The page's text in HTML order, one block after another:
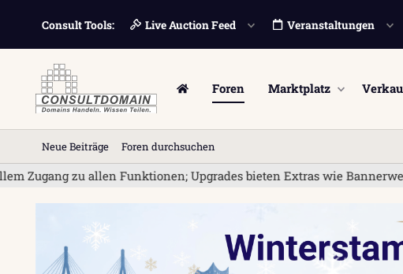
Consult Tools: Live Auction Feed Veranstaltungen
Foren Marktplatz
Neue Beiträge Foren durchsuchen
allen Funktionen; Upgrades bieten Extras wie Bannerwerbung